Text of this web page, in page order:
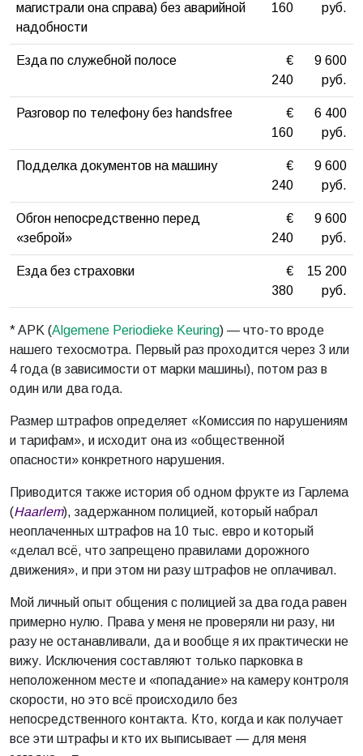
магистрали она справа) без аварийной
надобности
160
руб.
Езда по служебной полосе
€
240
9 600
руб.
Разговор по телефону без handsfree
€
160
6 400
руб.
Подделка документов на машину
€
240
9 600
руб.
Обгон непосредственно перед
«зеброй»
€
240
9 600
руб.
Езда без страховки
€
380
15 200
руб.
* APK (Algemene Periodieke Keuring) — что-то вроде
нашего техосмотра. Первый раз проходится через 3 или
4 года (в зависимости от марки машины), потом раз в
один или два года.
Размер штрафов определяет «Комиссия по нарушениям
и тарифам», и исходит она из «общественной
опасности» конкретного нарушения.
Приводится также история об одном фрукте из Гарлема
(Haarlem), задержанном полицией, который набрал
неоплаченных штрафов на 10 тыс. евро и который
«делал всё, что запрещено правилами дорожного
движения», и при этом ни разу штрафов не оплачивал.
Мой личный опыт общения с полицией за два года равен
примерно нулю. Права у меня не проверяли ни разу, ни
разу не останавливали, да и вообще я их практически не
вижу. Исключения составляют только парковка в
неположенном месте и «попадание» на камеру контроля
скорости, но это всё происходило без
непосредственного контакта. Кто, когда и как получает
все эти штрафы и кто их выписывает — для меня